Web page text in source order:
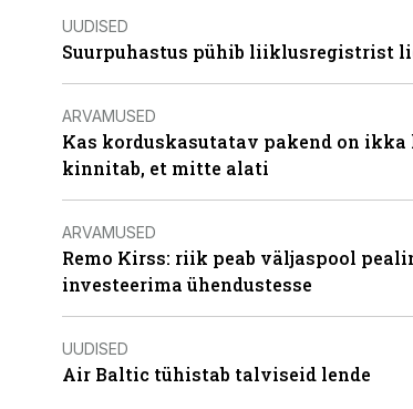
UUDISED
Suurpuhastus pühib liiklusregistrist
ARVAMUSED
Kas korduskasutatav pakend on
kinnitab, et mitte alati
ARVAMUSED
Remo Kirss: riik peab väljaspool
investeerima ühendustesse
UUDISED
Air Baltic tühistab talviseid lende